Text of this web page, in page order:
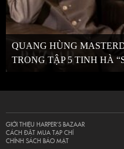
QUANG HÙNG
TRONG TẬP 5 TINH HÀ
GIỚI THIỆU HARPER’S BAZAAR
CÁCH ĐẶT MUA TẠP CHÍ
CHÍNH SÁCH BẢO MẬT